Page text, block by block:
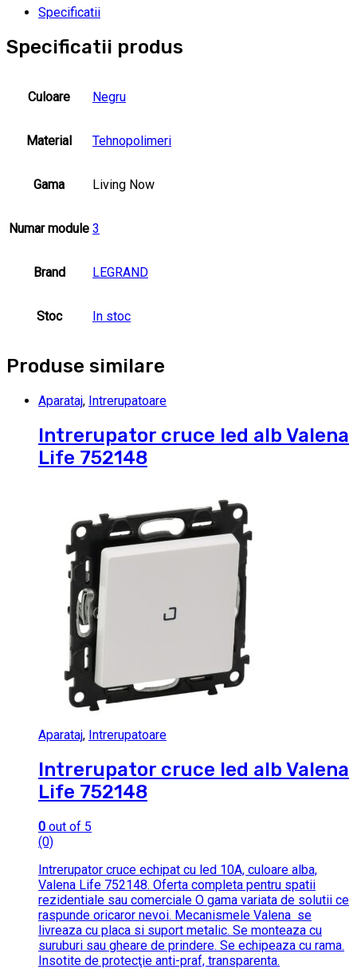
Specificatii
Specificatii produs
Culoare Negru
Material Tehnopolimeri
Gama Living Now
Numar module 3
Brand LEGRAND
Stoc In stoc
Produse similare
Aparataj, Intrerupatoare
Intrerupator cruce led alb Valena
Life 752148
Aparataj, Intrerupatoare
Intrerupator cruce led alb Valena
Life 752148
0 out of 5
(0)
Intrerupator cruce echipat cu led 10A, culoare alba,
Valena Life 752148. Oferta completa pentru spatii
rezidentiale sau comerciale O gama variata de solutii ce
raspunde oricaror nevoi. Mecanismele Valena se
livreaza cu placa si suport metalic. Se monteaza cu
suruburi sau gheare de prindere. Se echipeaza cu rama.
Insotite de protecţie anti-praf, transparenta.